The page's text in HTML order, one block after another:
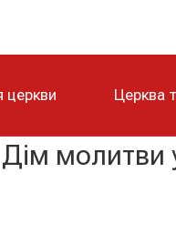
церкви Церква
молитви